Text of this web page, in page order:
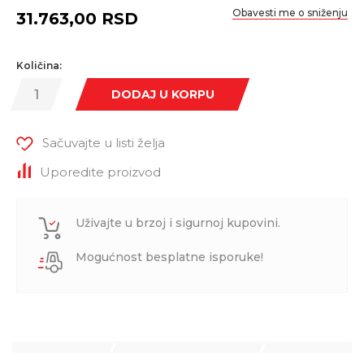
31.763,00 RSD Obavesti me o sniženju
Količina:
DODAJ U KORPU
Sačuvajte u listi želja
Uporedite proizvod
Uživajte u brzoj i sigurnoj kupovini.
Mogućnost besplatne isporuke!